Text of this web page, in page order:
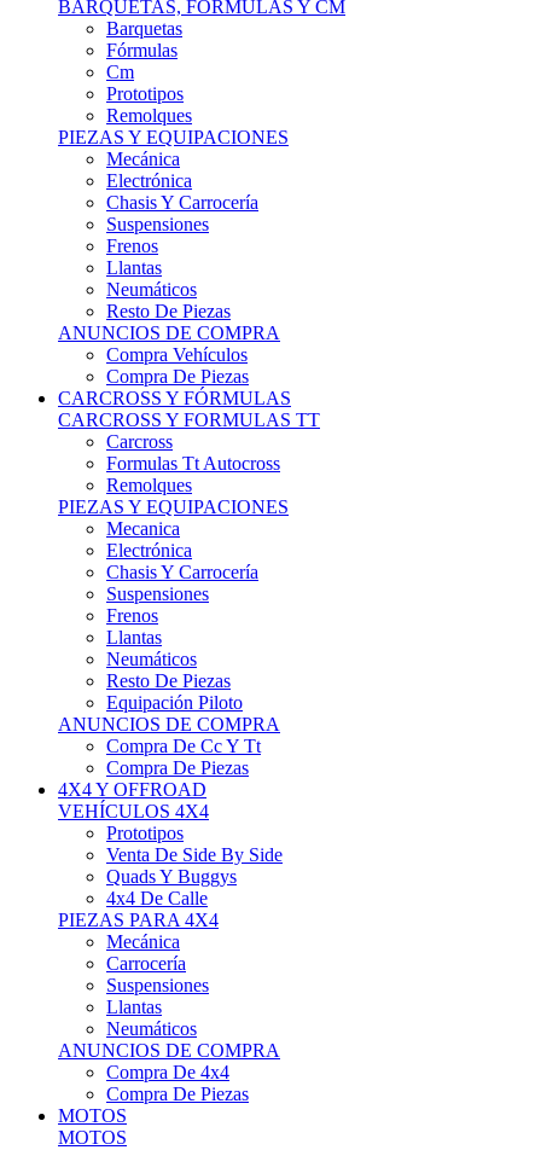
Fórmulas
Cm
Prototipos
Remolques
PIEZAS Y EQUIPACIONES
Mecánica
Electrónica
Chasis Y Carrocería
Suspensiones
Frenos
Llantas
Neumáticos
Resto De Piezas
ANUNCIOS DE COMPRA
Compra Vehículos
Compra De Piezas
CARCROSS Y FÓRMULAS
CARCROSS Y FORMULAS TT
Carcross
Formulas Tt Autocross
Remolques
PIEZAS Y EQUIPACIONES
Mecanica
Electrónica
Chasis Y Carrocería
Suspensiones
Frenos
Llantas
Neumáticos
Resto De Piezas
Equipación Piloto
ANUNCIOS DE COMPRA
Compra De Cc Y Tt
Compra De Piezas
4X4 Y OFFROAD
VEHÍCULOS 4X4
Prototipos
Venta De Side By Side
Quads Y Buggys
4x4 De Calle
PIEZAS PARA 4X4
Mecánica
Carrocería
Suspensiones
Llantas
Neumáticos
ANUNCIOS DE COMPRA
Compra De 4x4
Compra De Piezas
MOTOS
MOTOS
Motos De Circuito